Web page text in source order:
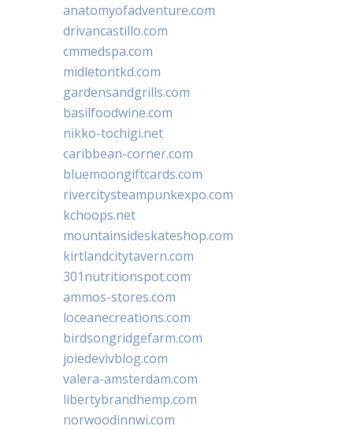
anatomyofadventure.com
drivancastillo.com
cmmedspa.com
midletontkd.com
gardensandgrills.com
basilfoodwine.com
nikko-tochigi.net
caribbean-corner.com
bluemoongiftcards.com
rivercitysteampunkexpo.com
kchoops.net
mountainsideskateshop.com
kirtlandcitytavern.com
301nutritionspot.com
ammos-stores.com
loceanecreations.com
birdsongridgefarm.com
joiedevivblog.com
valera-amsterdam.com
libertybrandhemp.com
norwoodinnwi.com